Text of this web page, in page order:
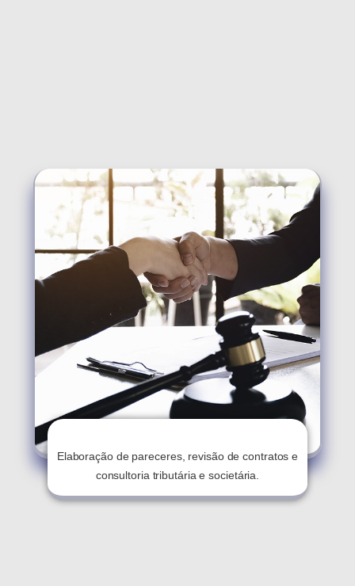
Elaboração de pareceres, revisão de contratos e
consultoria tributária e societária.